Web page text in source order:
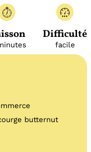
Difficulté
facile
butternut